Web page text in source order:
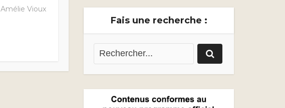
Amélie Vioux
Fais une recherche :